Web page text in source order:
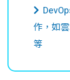
作，如
等